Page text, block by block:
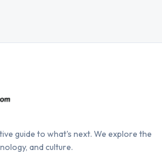
guide to what's next. We explore the
and culture.